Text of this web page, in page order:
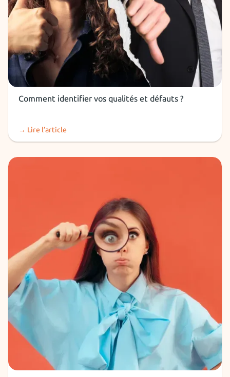
Soft Skills
Comment identifier vos qualités et défauts ?
→ Lire l’article